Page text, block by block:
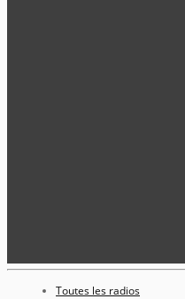
Toutes les radios